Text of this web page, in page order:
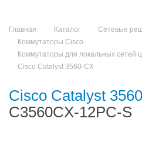
Главная Каталог
Сетевые
Коммутаторы Cisco
Коммутаторы для локальных сетей
Cisco Catalyst 3560-CX
Cisco Catalyst
C3560CX-12PC-S